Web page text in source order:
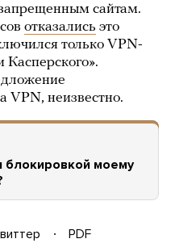
сайтам.
отказались это
только VPN-
Касперского».
VPN, неизвестно.
блокировкой моему
PDF